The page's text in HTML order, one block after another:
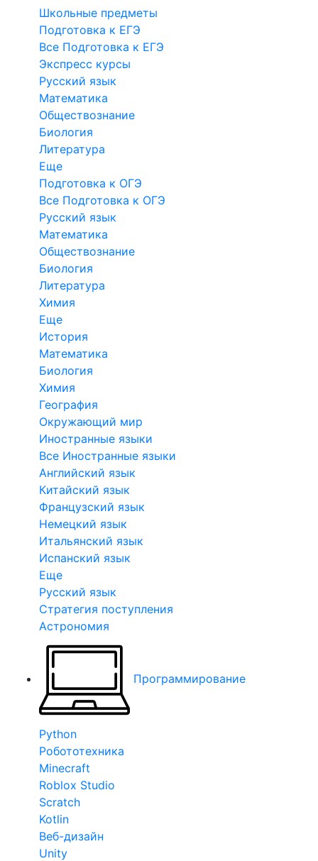
Школьные предметы
Подготовка к ЕГЭ
Все Подготовка к ЕГЭ
Экспресс курсы
Русский язык
Математика
Обществознание
Биология
Литература
Еще
Подготовка к ОГЭ
Все Подготовка к ОГЭ
Русский язык
Математика
Обществознание
Биология
Литература
Химия
Еще
История
Математика
Биология
Химия
География
Окружающий мир
Иностранные языки
Все Иностранные языки
Английский язык
Китайский язык
Французский язык
Немецкий язык
Итальянский язык
Испанский язык
Еще
Русский язык
Стратегия поступления
Астрономия
Программирование
Python
Робототехника
Minecraft
Roblox Studio
Scratch
Kotlin
Веб-дизайн
Unity